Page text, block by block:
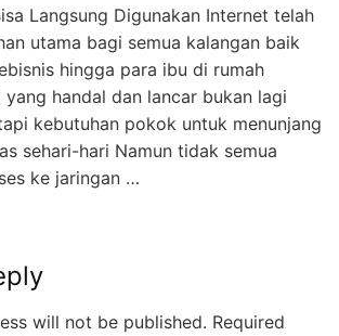
Langsung Digunakan Internet telah
utama bagi semua kalangan baik
hingga para ibu di rumah
yang handal dan lancar bukan lagi
kebutuhan pokok untuk menunjang
sehari-hari Namun tidak semua
ke jaringan …
will not be published. Required